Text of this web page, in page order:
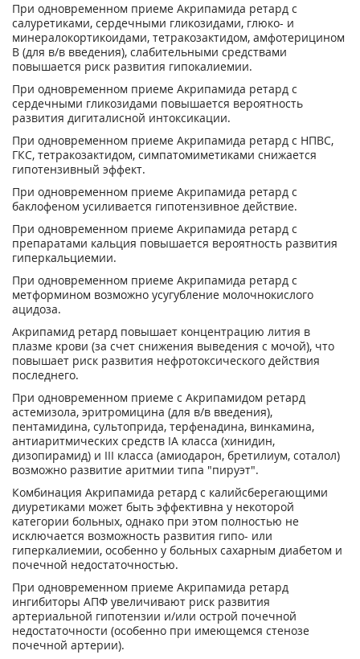
При одновременном приеме Акрипамида ретард с
салуретиками, сердечными гликозидами, глюко- и
минералокортикоидами, тетракозактидом, амфотерицином
В (для в/в введения), слабительными средствами
повышается риск развития гипокалиемии.
При одновременном приеме Акрипамида ретард с
сердечными гликозидами повышается вероятность
развития дигиталисной интоксикации.
При одновременном приеме Акрипамида ретард с НПВС,
ГКС, тетракозактидом, симпатомиметиками снижается
гипотензивный эффект.
При одновременном приеме Акрипамида ретард с
баклофеном усиливается гипотензивное действие.
При одновременном приеме Акрипамида ретард с
препаратами кальция повышается вероятность развития
гиперкальциемии.
При одновременном приеме Акрипамида ретард с
метформином возможно усугубление молочнокислого
ацидоза.
Акрипамид ретард повышает концентрацию лития в
плазме крови (за счет снижения выведения с мочой), что
повышает риск развития нефротоксического действия
последнего.
При одновременном приеме с Акрипамидом ретард
астемизола, эритромицина (для в/в введения),
пентамидина, сультоприда, терфенадина, винкамина,
антиаритмических средств IA класса (хинидин,
дизопирамид) и III класса (амиодарон, бретилиум, соталол)
возможно развитие аритмии типа "пируэт".
Комбинация Акрипамида ретард с калийсберегающими
диуретиками может быть эффективна у некоторой
категории больных, однако при этом полностью не
исключается возможность развития гипо- или
гиперкалиемии, особенно у больных сахарным диабетом и
почечной недостаточностью.
При одновременном приеме Акрипамида ретард
ингибиторы АПФ увеличивают риск развития
артериальной гипотензии и/или острой почечной
недостаточности (особенно при имеющемся стенозе
почечной артерии).